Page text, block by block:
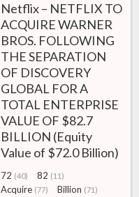
Netflix – NETFLIX TO
ACQUIRE WARNER
BROS. FOLLOWING
THE SEPARATION
OF DISCOVERY
GLOBAL FOR A
TOTAL ENTERPRISE
VALUE OF $82.7
BILLION (Equity
Value of $72.0 Billion)
72 (40) 82 (11)
Acquire (77) Billion (71)